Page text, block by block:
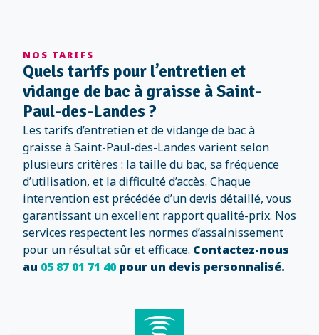
NOS TARIFS
Quels tarifs pour l’entretien et
vidange de bac à graisse à Saint-
Paul-des-Landes ?
Les tarifs d’entretien et de vidange de bac à
graisse à Saint-Paul-des-Landes varient selon
plusieurs critères : la taille du bac, sa fréquence
d’utilisation, et la difficulté d’accès. Chaque
intervention est précédée d’un devis détaillé, vous
garantissant un excellent rapport qualité-prix. Nos
services respectent les normes d’assainissement
pour un résultat sûr et efficace. Contactez-nous
au 05 87 01 71 40pour un devis personnalisé.